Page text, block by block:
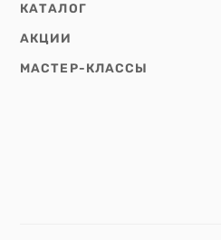
КАТАЛОГ
АКЦИИ
МАСТЕР-КЛАССЫ